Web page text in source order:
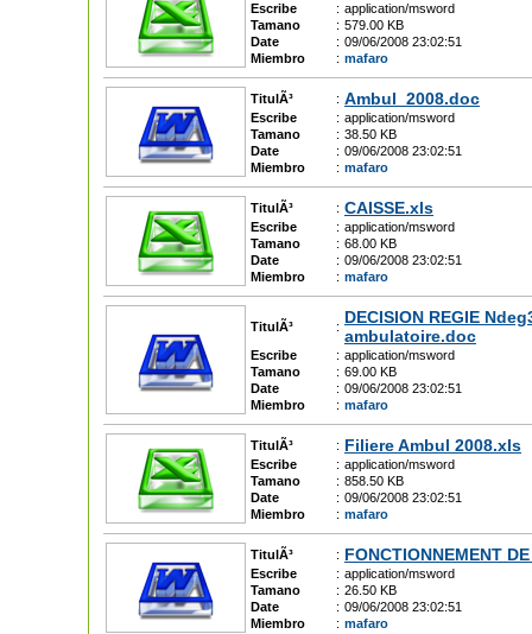
Escribe : application/msword
Tamano
: 579.00 KB
Date
: 09/06/2008 23:02:51
Miembro
: mafaro
TitulÃ³ : Ambul_2008.doc
Escribe : application/msword
Tamano
: 38.50 KB
Date
: 09/06/2008 23:02:51
Miembro
: mafaro
TitulÃ³ : CAISSE.xls
Escribe : application/msword
Tamano
: 68.00 KB
Date
: 09/06/2008 23:02:51
Miembro
: mafaro
TitulÃ³ : DECISION REGIE
ambulatoire.doc
Escribe : application/msword
Tamano
: 69.00 KB
Date
: 09/06/2008 23:02:51
Miembro
: mafaro
TitulÃ³ : Filiere Ambul 2008.xls
Escribe : application/msword
Tamano
: 858.50 KB
Date
: 09/06/2008 23:02:51
Miembro
: mafaro
TitulÃ³ : FONCTIONNEMENT
Escribe : application/msword
Tamano
: 26.50 KB
Date
: 09/06/2008 23:02:51
Miembro
: mafaro